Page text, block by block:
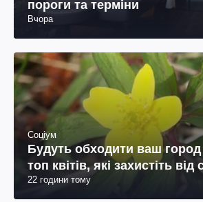
пороги та терміни
Вчора
Соціум
Будуть обходити ваш город
топ квітів, які захистіть від
22 години тому